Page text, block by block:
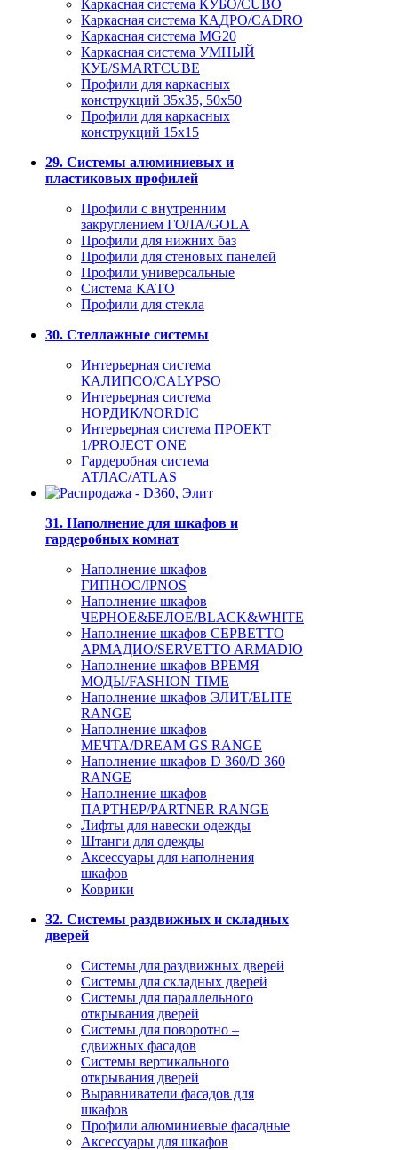
Каркасная система КУБО/CUBO
Каркасная система КАДРО/CADRO
Каркасная система MG20
Каркасная система УМНЫЙ
КУБ/SMARTCUBE
Профили для каркасных
конструкций 35x35, 50x50
Профили для каркасных
конструкций 15х15
29. Системы алюминиевых и
пластиковых профилей
Профили с внутренним
закруглением ГОЛА/GOLA
Профили для нижних баз
Профили для стеновых панелей
Профили универсальные
Система КАТО
Профили для стекла
30. Стеллажные системы
Интерьерная система
КАЛИПСО/CALYPSO
Интерьерная система
НОРДИК/NORDIC
Интерьерная система ПРОЕКТ
1/PROJECT ONE
Гардеробная система
АТЛАС/ATLAS
31. Наполнение для шкафов и
гардеробных комнат
Наполнение шкафов
ГИПНОС/IPNOS
Наполнение шкафов
ЧЕРНОЕ&БЕЛОЕ/BLACK&WHITE
Наполнение шкафов СЕРВЕТТО
АРМАДИО/SERVETTO ARMADIO
Наполнение шкафов ВРЕМЯ
МОДЫ/FASHION TIME
Наполнение шкафов ЭЛИТ/ELITE
RANGE
Наполнение шкафов
МЕЧТА/DREAM GS RANGE
Наполнение шкафов D 360/D 360
RANGE
Наполнение шкафов
ПАРТНЕР/PARTNER RANGE
Лифты для навески одежды
Штанги для одежды
Аксессуары для наполнения
шкафов
Коврики
32. Системы раздвижных и складных
дверей
Системы для раздвижных дверей
Системы для складных дверей
Системы для параллельного
открывания дверей
Системы для поворотно –
сдвижных фасадов
Системы вертикального
открывания дверей
Выравниватели фасадов для
шкафов
Профили алюминиевые фасадные
Аксессуары для шкафов